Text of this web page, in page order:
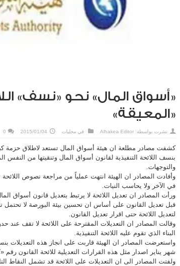
«أسواق المال» نحو «نسف»
«المعيقة»
نشرت بواسطة: Alhakea Editor في محليات 2015/01/04
0
كشفت مصادر مطلعة ان هيئة أسواق المال تستعد لاطلاق حزمة
بنسف اللائحة التنفيذية لقانون أسواق المال وتنقيتها من
والتوجهات.
وأفادت المصادر ان الهيئة انتهت عملياً من مراجعة نصوص
في الآخر ولا يحاسب النيات.
ورأت المصادر ان تعديل اللائحة لا يرتبط بتعديل قانون أسواق
قبل تعديل القانون على أساس ان تحسين بيئة البورصة لا
لتعديل اللائحة حتى اقرار تعديل القانون.
وقالت المصادر ان التعديلات المقترحة على اللائحة لا تقف
البناء الذي تقوم عليه اللائحة التنفيذية.
شهر يناير اصدار مثل هذه القرارات التعديلية للائحة القانون رقم «7» لسنة 2010 بشأن هيئة أسواق المال.
ولفتت المصادر الى ان التعديلات على اللائحة قد تشمل النقاط